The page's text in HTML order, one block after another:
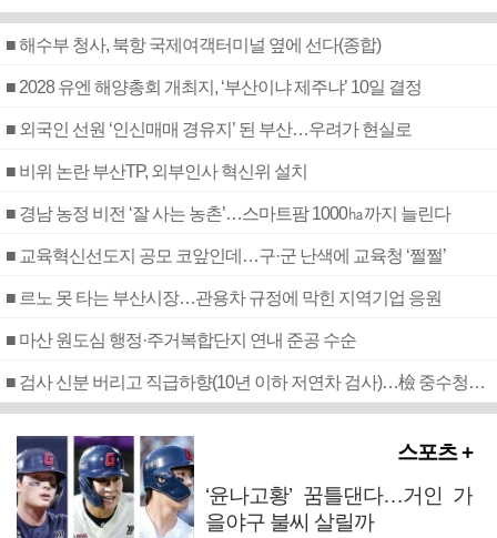
■ 해수부 청사, 북항 국제여객터미널 옆에 선다(종합)
■ 2028 유엔 해양총회 개최지, ‘부산이냐 제주냐’ 10일 결정
■ 외국인 선원 ‘인신매매 경유지’ 된 부산…우려가 현실로
■ 비위 논란 부산TP, 외부인사 혁신위 설치
■ 경남 농정 비전 ‘잘 사는 농촌’…스마트팜 1000㏊까지 늘린다
■ 교육혁신선도지 공모 코앞인데…구·군 난색에 교육청 ‘쩔쩔’
■ 르노 못 타는 부산시장…관용차 규정에 막힌 지역기업 응원
■ 마산 원도심 행정·주거복합단지 연내 준공 수순
■ 검사 신분 버리고 직급하향(10년 이하 저연차 검사)…檢 중수청행 기피
스포츠 +
‘윤나고황’ 꿈틀댄다…거인 가
을야구 불씨 살릴까